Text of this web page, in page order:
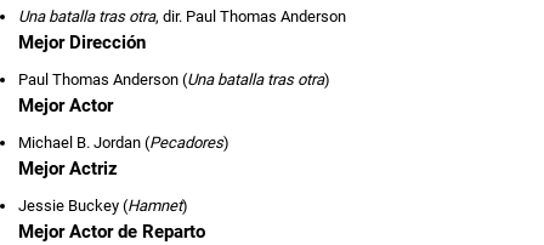
Una batalla tras otra, dir. Paul Thomas Anderson
Mejor Dirección
Paul Thomas Anderson (Una batalla tras otra)
Mejor Actor
Michael B. Jordan (Pecadores)
Mejor Actriz
Jessie Buckey (Hamnet)
Mejor Actor de Reparto